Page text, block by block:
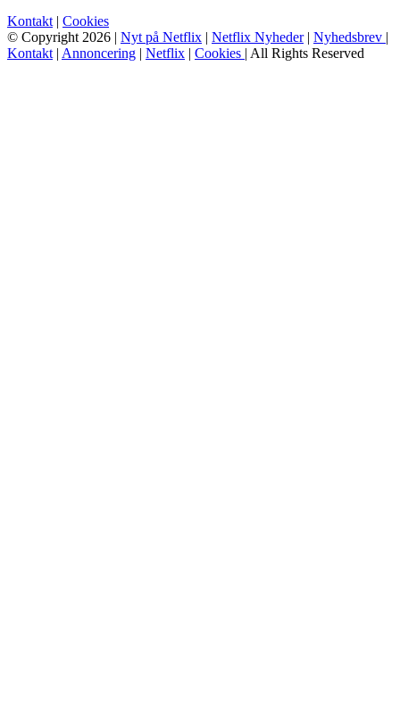
Kontakt | Cookies
© Copyright 2026 | Nyt på Netflix | Netflix Nyheder| Nyhedsbrev |
Kontakt | Annoncering | Netflix | Cookies | All Rights Reserved